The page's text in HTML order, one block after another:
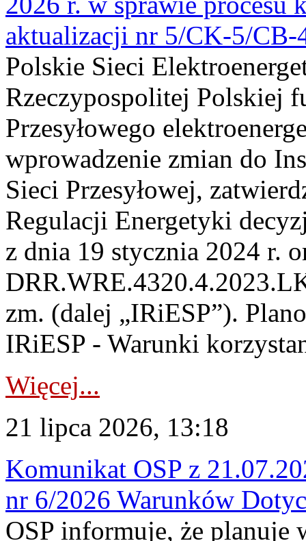
aktualizacji nr 5/CK-5/CB-
Polskie Sieci
Rzeczypospolitej Polskiej
Przesyłowego
wprowadzenie zmian do
Sieci Przesyłowej,
Regulacji Energetyki
z dnia 19 stycznia 2024 r.
zm. (dalej „IRiESP”).
IRiESP - Warunki
Więcej...
21 lipca 2026, 13:18
Komunikat OSP z
nr 6/2026 Warunków
OSP informuje, że planuje